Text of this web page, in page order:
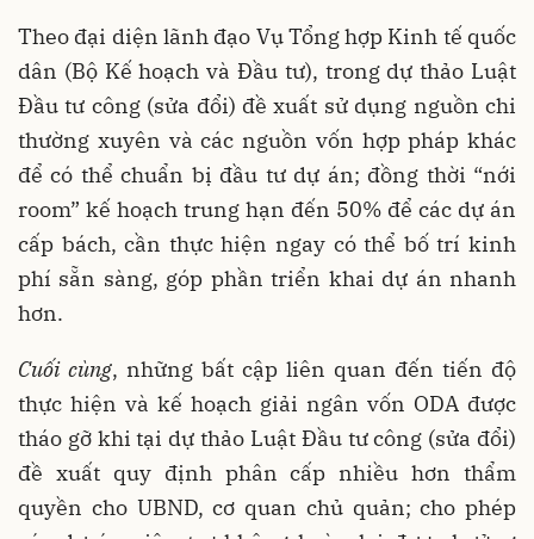
Theo đại diện lãnh đạo Vụ Tổng hợp Kinh tế quốc
dân (Bộ Kế hoạch và Đầu tư), trong dự thảo Luật
Đầu tư công (sửa đổi) đề xuất sử dụng nguồn chi
thường xuyên và các nguồn vốn hợp pháp khác
để có thể chuẩn bị đầu tư dự án; đồng thời “nới
room” kế hoạch trung hạn đến 50% để các dự án
cấp bách, cần thực hiện ngay có thể bố trí kinh
phí sẵn sàng, góp phần triển khai dự án nhanh
hơn.
Cuối cùng, những bất cập liên quan đến tiến độ
thực hiện và kế hoạch giải ngân vốn ODA được
tháo gỡ khi tại dự thảo Luật Đầu tư công (sửa đổi)
đề xuất quy định phân cấp nhiều hơn thẩm
quyền cho UBND, cơ quan chủ quản; cho phép